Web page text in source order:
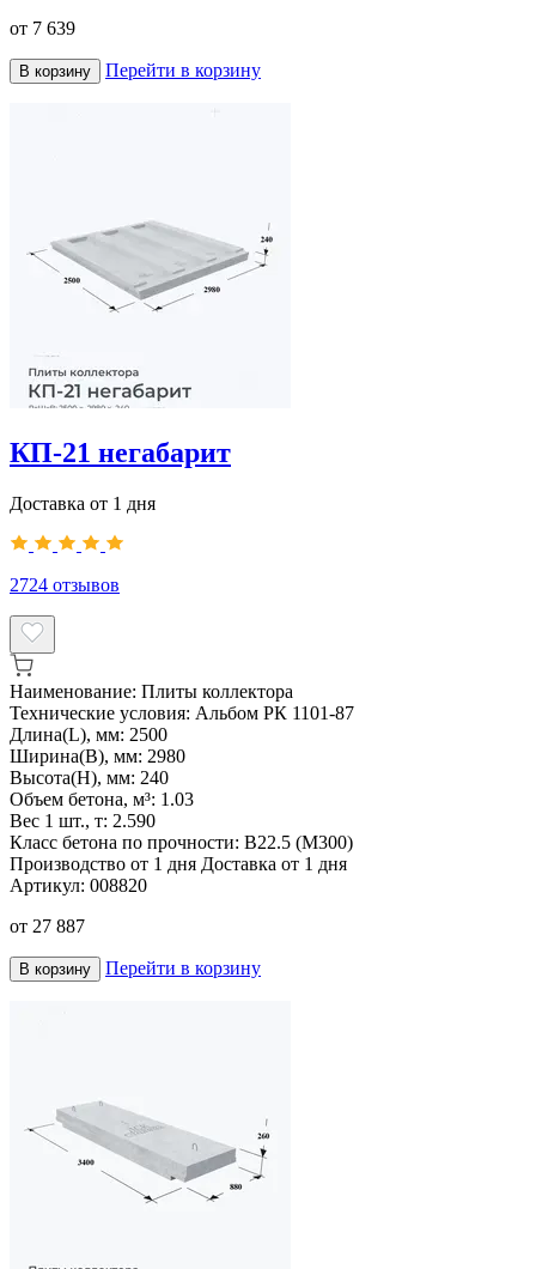
от 7 639
В корзину Перейти в корзину
КП-21 негабарит
Доставка от 1 дня
2724 отзывов
Наименование: Плиты коллектора
Технические условия: Альбом РК 1101-87
Длина(L), мм: 2500
Ширина(B), мм: 2980
Высота(H), мм: 240
Объем бетона, м³: 1.03
Вес 1 шт., т: 2.590
Класс бетона по прочности: В22.5 (М300)
Производство от 1 дня Доставка от 1 дня
Артикул: 008820
от 27 887
В корзину Перейти в корзину